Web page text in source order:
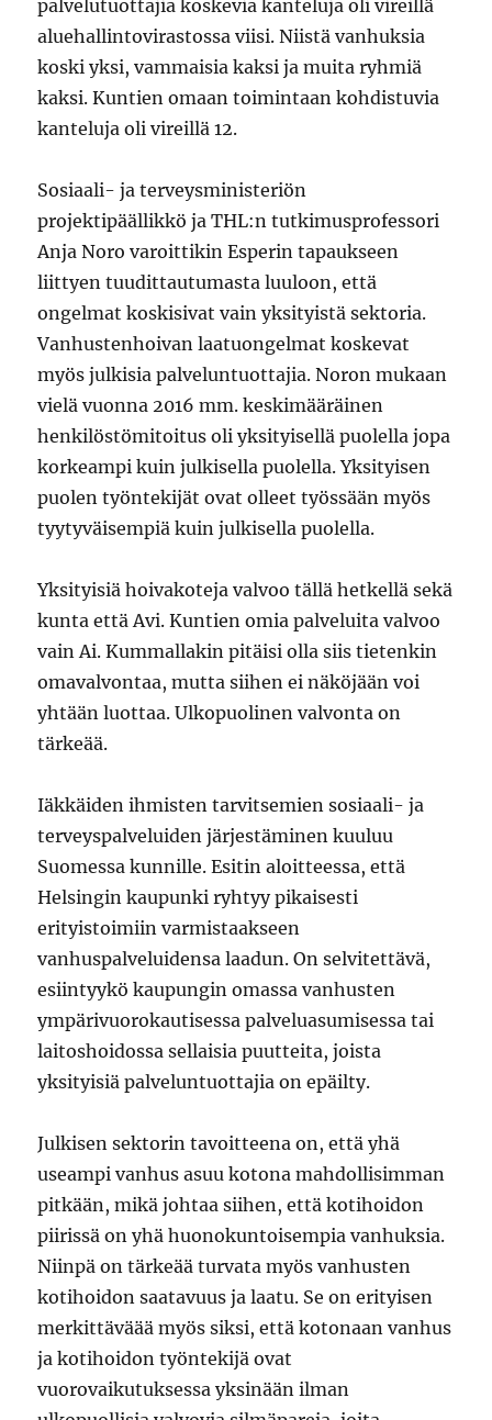
palvelutuottajia koskevia kanteluja oli vireillä
aluehallintovirastossa viisi. Niistä vanhuksia
koski yksi, vammaisia kaksi ja muita ryhmiä
kaksi. Kuntien omaan toimintaan kohdistuvia
kanteluja oli vireillä 12.
Sosiaali- ja terveysministeriön
projektipäällikkö ja THL:n tutkimusprofessori
Anja Noro varoittikin Esperin tapaukseen
liittyen tuudittautumasta luuloon, että
ongelmat koskisivat vain yksityistä sektoria.
Vanhustenhoivan laatuongelmat koskevat
myös julkisia palveluntuottajia. Noron mukaan
vielä vuonna 2016 mm. keskimääräinen
henkilöstömitoitus oli yksityisellä puolella jopa
korkeampi kuin julkisella puolella. Yksityisen
puolen työntekijät ovat olleet työssään myös
tyytyväisempiä kuin julkisella puolella.
Yksityisiä hoivakoteja valvoo tällä hetkellä sekä
kunta että Avi. Kuntien omia palveluita valvoo
vain Ai. Kummallakin pitäisi olla siis tietenkin
omavalvontaa, mutta siihen ei näköjään voi
yhtään luottaa. Ulkopuolinen valvonta on
tärkeää.
Iäkkäiden ihmisten tarvitsemien sosiaali- ja
terveyspalveluiden järjestäminen kuuluu
Suomessa kunnille. Esitin aloitteessa, että
Helsingin kaupunki ryhtyy pikaisesti
erityistoimiin varmistaakseen
vanhuspalveluidensa laadun. On selvitettävä,
esiintyykö kaupungin omassa vanhusten
ympärivuorokautisessa palveluasumisessa tai
laitoshoidossa sellaisia puutteita, joista
yksityisiä palveluntuottajia on epäilty.
Julkisen sektorin tavoitteena on, että yhä
useampi vanhus asuu kotona mahdollisimman
pitkään, mikä johtaa siihen, että kotihoidon
piirissä on yhä huonokuntoisempia vanhuksia.
Niinpä on tärkeää turvata myös vanhusten
kotihoidon saatavuus ja laatu. Se on erityisen
merkittäväää myös siksi, että kotonaan vanhus
ja kotihoidon työntekijä ovat
vuorovaikutuksessa yksinään ilman